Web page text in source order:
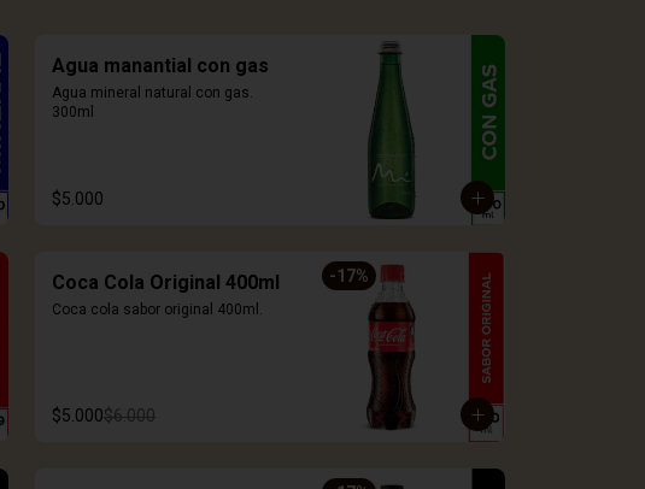
Agua manantial con gas
Agua mineral natural con gas.
300ml
$5.000
-17%
Coca Cola Original 400ml
Coca cola sabor original 400ml.
$5.000$6.000